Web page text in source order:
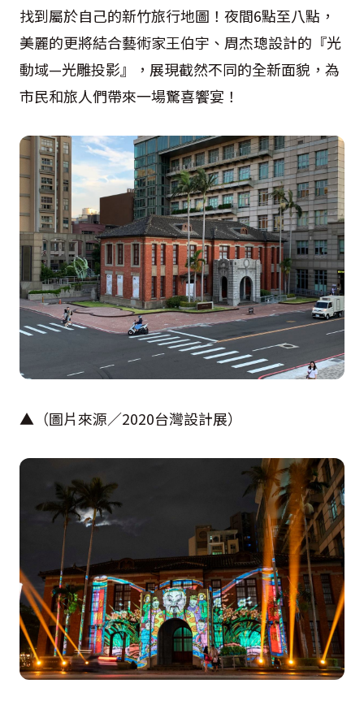
找到屬於自己的新竹旅行地圖！夜間6點至八點，
美麗的更將結合藝術家王伯宇、周杰璁設計的『光
動域—光雕投影』，展現截然不同的全新面貌，為
市民和旅人們帶來一場驚喜饗宴！
▲（圖片來源／2020台灣設計展）